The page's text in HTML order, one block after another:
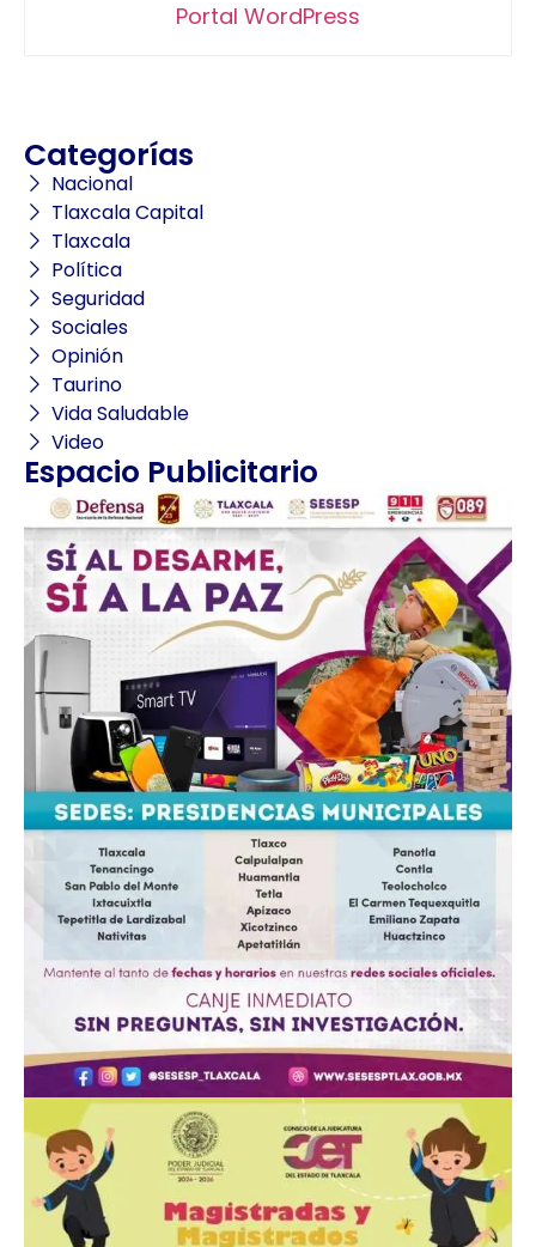
Portal WordPress
Categorías
Nacional
Tlaxcala Capital
Tlaxcala
Política
Seguridad
Sociales
Opinión
Taurino
Vida Saludable
Video
Espacio Publicitario